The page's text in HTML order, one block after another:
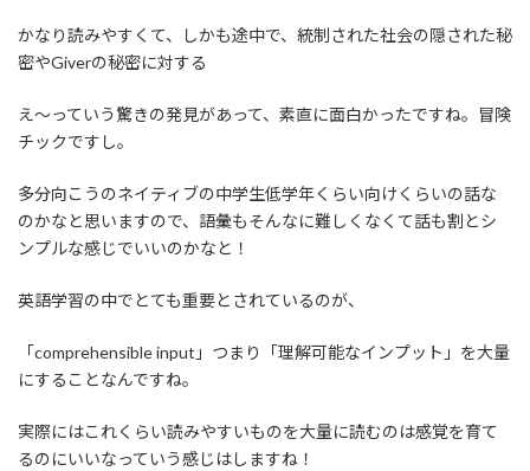
かなり読みやすくて、しかも途中で、統制された社会の隠された秘
密やGiverの秘密に対する
え～っていう驚きの発見があって、素直に面白かったですね。冒険
チックですし。
多分向こうのネイティブの中学生低学年くらい向けくらいの話な
のかなと思いますので、語彙もそんなに難しくなくて話も割とシ
ンプルな感じでいいのかなと！
英語学習の中でとても重要とされているのが、
「comprehensible input」つまり「理解可能なインプット」を大量
にすることなんですね。
実際にはこれくらい読みやすいものを大量に読むのは感覚を育て
るのにいいなっていう感じはしますね！